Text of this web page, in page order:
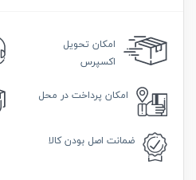
امکان تحویل
اکسپرس
امکان پرداخت در محل
ضمانت اصل بودن کالا